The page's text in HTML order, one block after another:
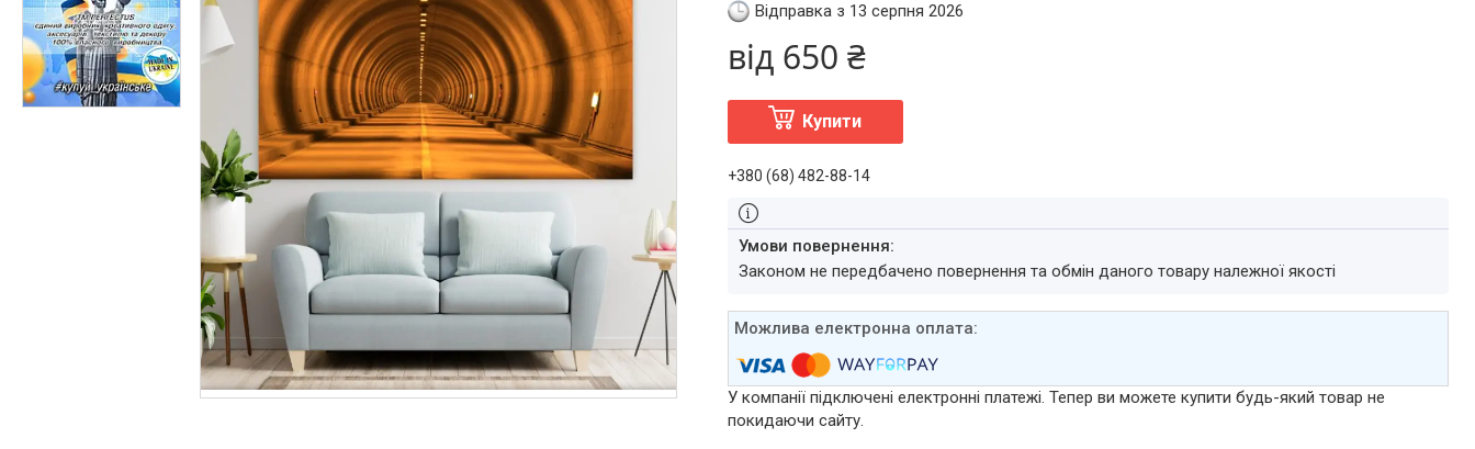
Прайси
Статті
F.A.Q
Відправка з 13 серпня 2026
від 650 ₴
Купити
+380 (68) 482-88-14
Законом не передбачено повернення та обмін даного товару належної якості
У компанії підключені електронні платежі. Тепер ви можете купити будь-який товар не
покидаючи сайту.